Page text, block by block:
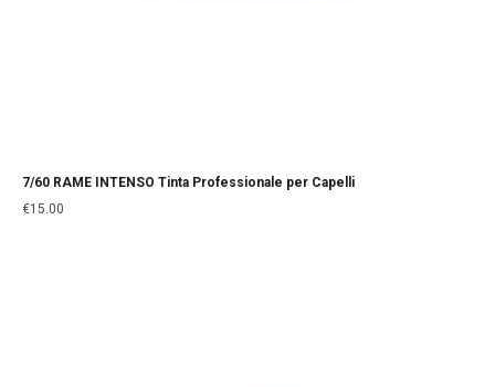
7/60 RAME INTENSO Tinta Professionale per Capelli
€15.00